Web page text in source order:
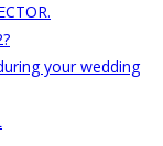
your wedding